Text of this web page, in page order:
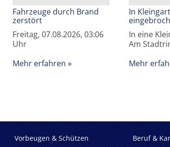
Fahrzeuge durch Brand
zerstört
Freitag, 07.08.2026, 03:06
Uhr
Mehr erfahren
In
In eine
Am
Mehr
Vorbeugen & Schützen
Beruf &